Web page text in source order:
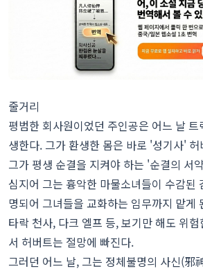
줄거리
평범한 회사원이었던 주인공은 어느 날
생한다. 그가 환생한 몸은 바로 '성기사'
그가 평생 순결을 지켜야 하는 '순결의 서
심지어 그는 흉악한 마물소녀들이 수감된
명되어 그녀들을 교화하는 임무까지 맡게
타락 천사, 다크 엘프 등, 보기만 해도 위
서 허버트는 절망에 빠진다.
그러던 어느 날, 그는 정체불명의 사신(邪